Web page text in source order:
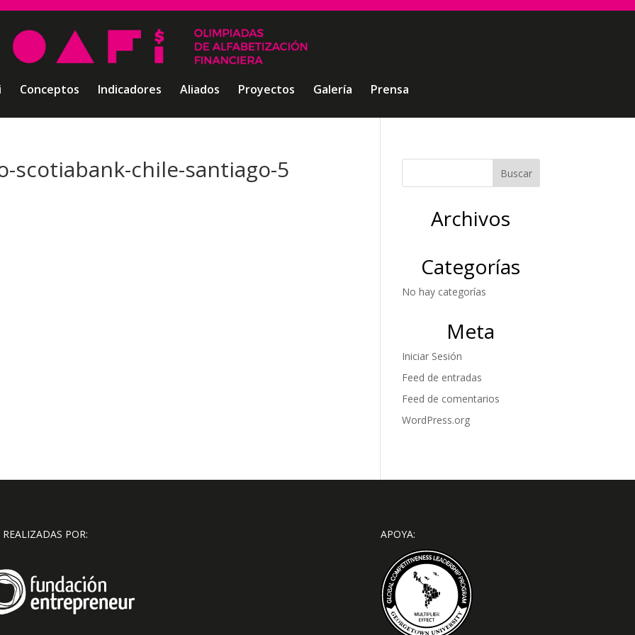
Conceptos Indicadores Aliados Proyectos Galería Prensa
chile-santiago-5
Archivos
Categorías
No hay categorías
Meta
Iniciar Sesión
Feed de entradas
Feed de comentarios
WordPress.org
POR: APOYA: